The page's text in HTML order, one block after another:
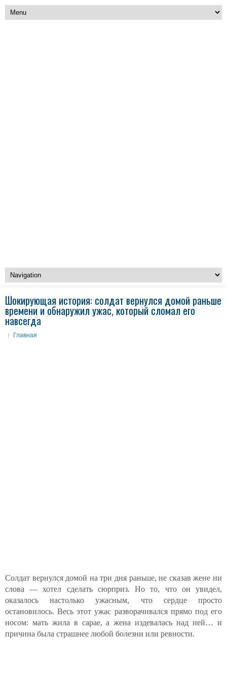
Шокирующая история: солдат вернулся домой раньше
времени и обнаружил ужас, который сломал его
навсегда
Главная
Солдат вернулся домой на три дня раньше, не сказав жене ни
слова — хотел сделать сюрприз. Но то, что он увидел,
оказалось настолько ужасным, что сердце просто
остановилось. Весь этот ужас разворачивался прямо под его
носом: мать жила в сарае, а жена издевалась над ней… и
причина была страшнее любой болезни или ревности.